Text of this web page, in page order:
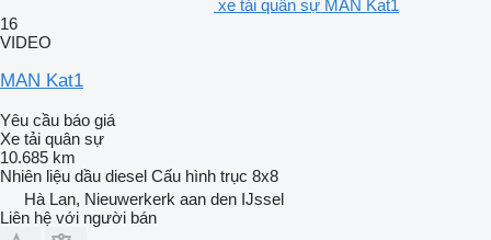
xe tải quân sự MAN Kat1
16
VIDEO
MAN Kat1
Yêu cầu báo giá
Xe tải quân sự
10.685 km
Nhiên liệu dầu diesel Cấu hình trục 8x8
Hà Lan, Nieuwerkerk aan den IJssel
Liên hệ với người bán